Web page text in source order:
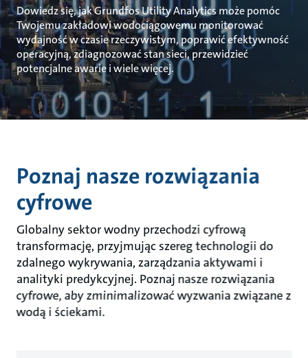
Dowiedz się, jak Grundfos Utility Analytics może pomóc
Twojemu zakładowi wodociągowemu monitorować
wydajność w czasie rzeczywistym, poprawić efektywność
operacyjną, zdiagnozować stan sieci, przewidzieć
potencjalne awarie i wiele więcej.
Poznaj nasze rozwiązania
cyfrowe
Globalny sektor wodny przechodzi cyfrową
transformację, przyjmując szereg technologii do
zdalnego wykrywania, zarządzania aktywami i
analityki predykcyjnej. Poznaj nasze rozwiązania
cyfrowe, aby zminimalizować wyzwania związane z
wodą i ściekami.